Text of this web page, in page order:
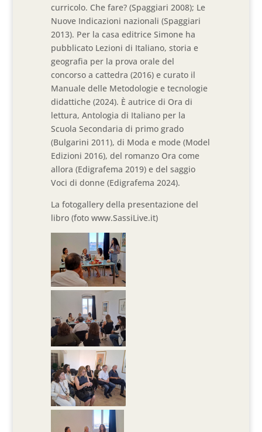
curricolo. Che fare? (Spaggiari 2008); Le
Nuove Indicazioni nazionali (Spaggiari
2013). Per la casa editrice Simone ha
pubblicato Lezioni di Italiano, storia e
geografia per la prova orale del
concorso a cattedra (2016) e curato il
Manuale delle Metodologie e tecnologie
didattiche (2024). È autrice di Ora di
lettura, Antologia di Italiano per la
Scuola Secondaria di primo grado
(Bulgarini 2011), di Moda e mode (Model
Edizioni 2016), del romanzo Ora come
allora (Edigrafema 2019) e del saggio
Voci di donne (Edigrafema 2024).
La fotogallery della presentazione del
libro (foto www.SassiLive.it)